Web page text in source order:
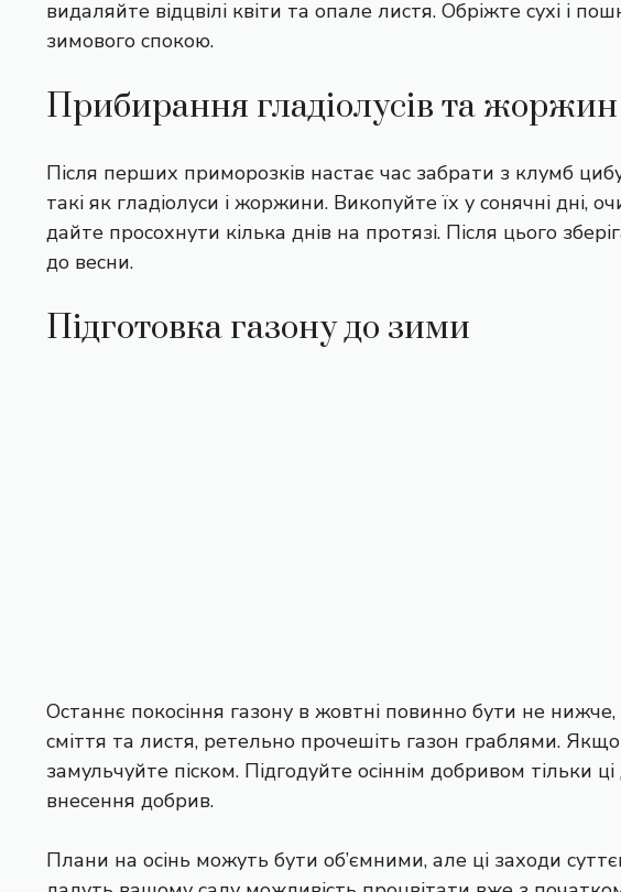
видаляйте відцвілі квіти та опале листя. Обріжте сухі і
зимового спокою.
Прибирання гладіолусів та жоржин
Після перших приморозків настає час забрати з клумб
такі як гладіолуси і жоржини. Викопуйте їх у сонячні дні,
дайте просохнути кілька днів на протязі. Після цього
до весни.
Підготовка газону до зими
Останнє покосіння газону в жовтні повинно бути не
сміття та листя, ретельно прочешіть газон граблями. Якщо
замульчуйте піском. Підгодуйте осіннім добривом тільки
внесення добрив.
Плани на осінь можуть бути об’ємними, але ці заходи